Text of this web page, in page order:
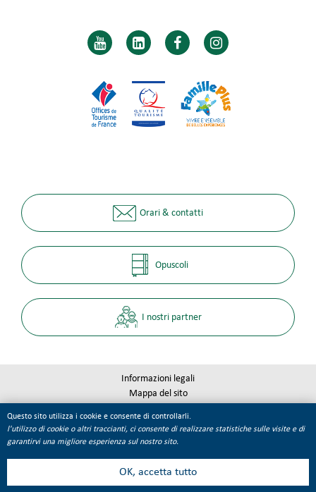
Orari & contatti
Opuscoli
I nostri partner
Informazioni legali
Mappa del sito
Gestione dei cookie
Questo sito utilizza i cookie e consente di controllarli.
l'utilizzo di cookie o altri traccianti, ci consente di realizzare statistiche sulle visite e di
garantirvi una migliore esperienza sul nostro sito.
OK, accetta tutto